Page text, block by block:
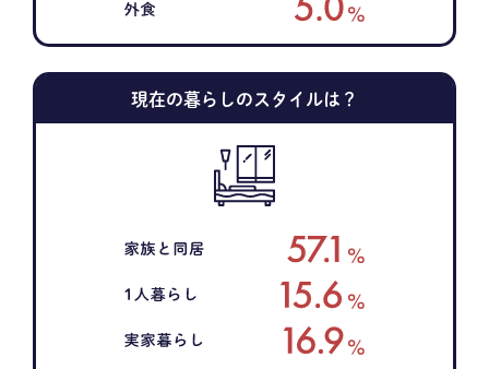
現在の暮らしのスタイルは？